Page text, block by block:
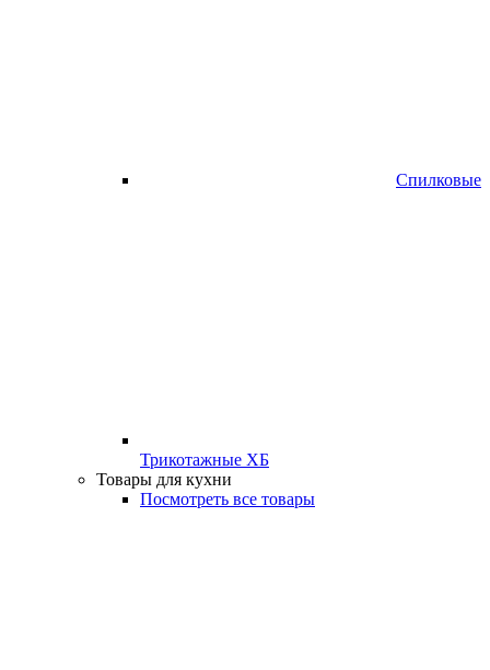
Спилковые
Трикотажные ХБ
Товары для кухни
Посмотреть все товары